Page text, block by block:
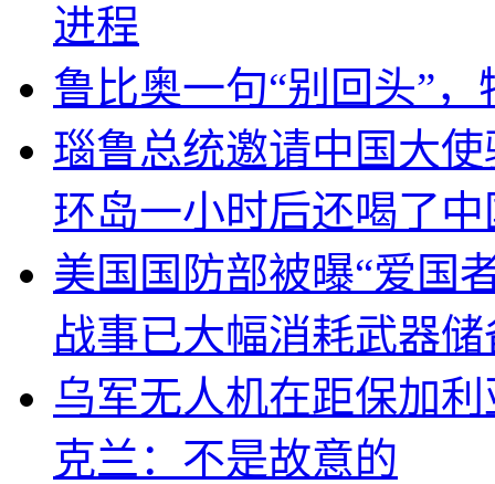
进程
鲁比奥一句“别回头”
瑙鲁总统邀请中国大
环岛一小时后还喝了
美国国防部被曝“爱国
战事已大幅消耗武器储
乌军无人机在距保加
克兰：不是故意的